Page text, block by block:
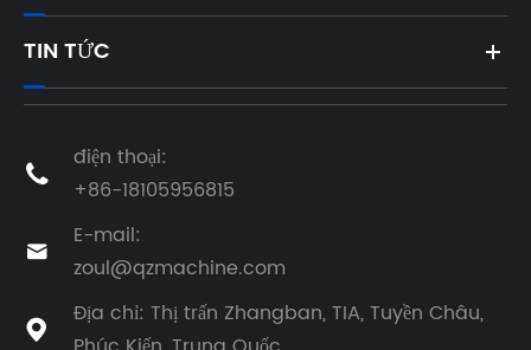
TIN TỨC

điện thoại:
+86-18105956815

E-mail:
zoul@qzmachine.com

Địa chỉ: Thị trấn Zhangban, TIA, Tuyền Châu,